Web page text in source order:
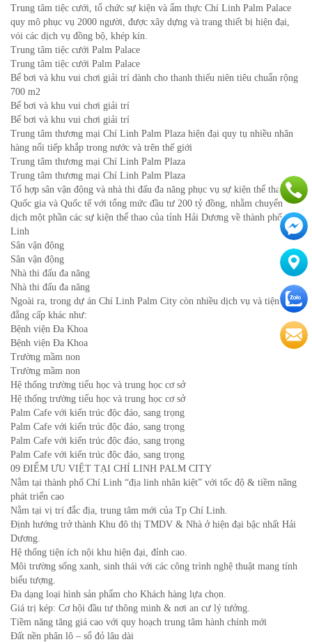
Trung tâm tiệc cưới, tổ chức sự kiện và ẩm thực Chí Linh Palm Palace
quy mô phục vụ 2000 người, được xây dựng và trang thiết bị hiện đại,
vói các dịch vụ đồng bộ, khép kín.
Trung tâm tiệc cưới Palm Palace
Trung tâm tiệc cưới Palm Palace
Bể bơi và khu vui chơi giải trí dành cho thanh thiếu niên tiêu chuẩn rộng
700 m2
Bể bơi và khu vui chơi giải trí
Bể bơi và khu vui chơi giải trí
Trung tâm thương mại Chí Linh Palm Plaza hiện đại quy tụ nhiều nhãn
hàng nổi tiếp khắp trong nước và trên thế giới
Trung tâm thương mại Chí Linh Palm Plaza
Trung tâm thương mại Chí Linh Palm Plaza
Tổ hợp sân vận động và nhà thi đấu đa năng phục vụ sự kiện thể thao
Quốc gia và Quốc tế với tổng mức đầu tư 200 tỷ đồng, nhằm chuyển
dịch một phần các sự kiện thể thao của tỉnh Hải Dương về thành phố Chí
Linh
Sân vận động
Sân vận động
Nhà thi đấu đa năng
Nhà thi đấu đa năng
Ngoài ra, trong dự án Chí Linh Palm City còn nhiều dịch vụ và tiện ích
đẳng cấp khác như:
Bệnh viện Đa Khoa
Bệnh viện Đa Khoa
Trường mầm non
Trường mầm non
Hệ thống trường tiểu học và trung học cơ sở
Hệ thống trường tiểu học và trung học cơ sở
Palm Cafe với kiến trúc độc đáo, sang trọng
Palm Cafe với kiến trúc độc đáo, sang trọng
Palm Cafe với kiến trúc độc đáo, sang trọng
Palm Cafe với kiến trúc độc đáo, sang trọng
09 ĐIỂM ƯU VIỆT TẠI CHÍ LINH PALM CITY
Nằm tại thành phố Chí Linh “địa linh nhân kiệt” với tốc độ & tiềm năng
phát triển cao
Nằm tại vị trí đắc địa, trung tâm mới của Tp Chí Linh.
Định hướng trở thành Khu đô thị TMDV & Nhà ở hiện đại bậc nhất Hải
Dương.
Hệ thống tiện ích nội khu hiện đại, đỉnh cao.
Môi trường sống xanh, sinh thái với các công trình nghệ thuật mang tính
biểu tượng.
Đa dạng loại hình sản phẩm cho Khách hàng lựa chọn.
Giá trị kép: Cơ hội đầu tư thông minh & nơi an cư lý tưởng.
Tiềm năng tăng giá cao với quy hoạch trung tâm hành chính mới
Đất nền phân lô – sổ đỏ lâu dài